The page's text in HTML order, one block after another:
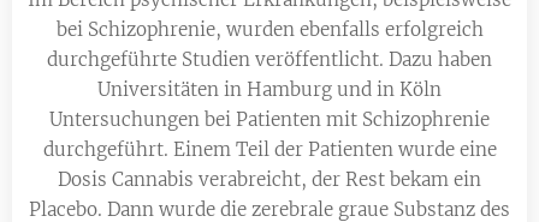
bei Schizophrenie, wurden ebenfalls erfolgreich
durchgeführte Studien veröffentlicht. Dazu haben
Universitäten in Hamburg und in Köln
Untersuchungen bei Patienten mit Schizophrenie
durchgeführt. Einem Teil der Patienten wurde eine
Dosis Cannabis verabreicht, der Rest bekam ein
Placebo. Dann wurde die zerebrale graue Substanz des